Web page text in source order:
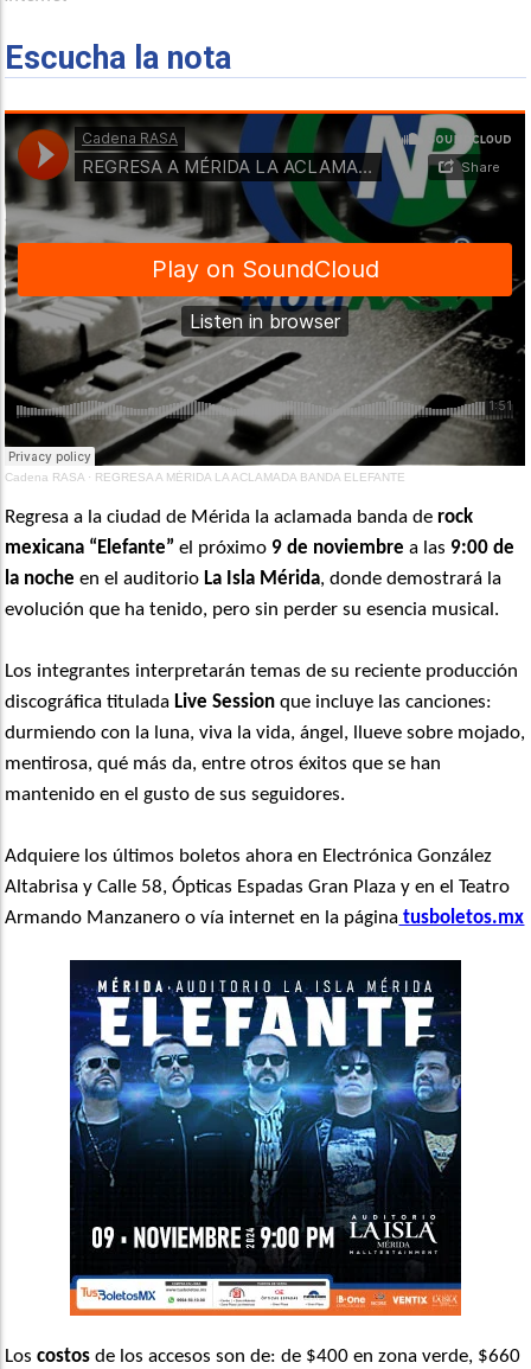
Escucha la nota
Cadena RASA · REGRESA A MÉRIDA LA ACLAMADA BANDA ELEFANTE
Regresa a la ciudad de Mérida la aclamada banda derock
mexicana “Elefante” el próximo 9 de noviembre a las 9:00 de
la noche en el auditorio La Isla Mérida, donde demostrará la
evolución que ha tenido, pero sin perder su esencia musical.
Los integrantes interpretarán temas de su reciente producción
discográfica tituladaLive Session que incluye las canciones:
durmiendo con la luna, viva la vida, ángel, llueve sobre mojado,
mentirosa, qué más da, entre otros éxitos que se han
mantenido en el gusto de sus seguidores.
Adquiere los últimos boletos ahora en Electrónica González
Altabrisa y Calle 58, Ópticas Espadas Gran Plaza y en el Teatro
Armando Manzanero o vía internet en la página tusboletos.mx
Loscostos de los accesos son de: de $400 en zona verde, $660